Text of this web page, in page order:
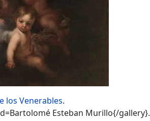
los Venerables.
Esteban Murillo{/gallery}.